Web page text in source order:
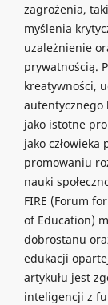
zagrożenia,
myślenia
uzależnienie
prywatnością.
kreatywności,
autentycznego
jako istotne
jako człowieka
promowaniu
nauki
FIRE (Forum
of Education)
dobrostanu
edukacji
artykułu jest
inteligencji z